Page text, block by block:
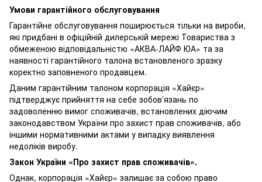
Умови гарантійного обслуговування
Гарантійне обслуговування поширюється тільки на вироби,
які придбані в офіційній дилерській мережі Товариства з
обмеженою відповідальністю «АКВА-ЛАЙФ ЮА» та за
наявності гарантійного талона встановленого зразку
коректно заповненого продавцем.
Даним гарантійним талоном корпорація «Хайєр»
підтверджує прийняття на себе зобов’язань по
задоволенню вимог споживачів, встановлених діючим
законодавством України про захист прав споживачів, або
іншими нормативними актами у випадку виявлення
недоліків виробу.
Закон України «Про захист прав споживачів».
Однак, корпорація «Хайєр» залишає за собою право